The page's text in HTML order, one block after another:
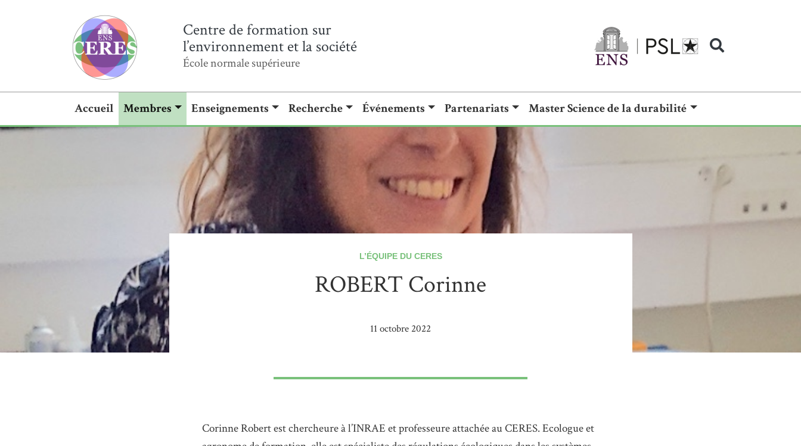
Centre de formation sur
l’environnement et la société
École normale supérieure
Accueil Membres Enseignements Recherche Événements Partenariats Master Science de la durabilité
L’ÉQUIPE DU CERES
ROBERT Corinne
11 octobre 2022
Corinne Robert est chercheure à l’INRAE et professeure attachée au CERES. Ecologue et